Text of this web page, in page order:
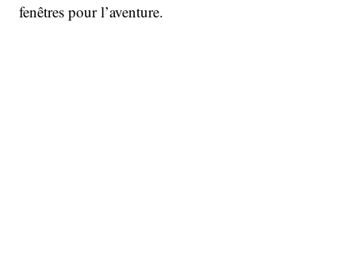
fenêtres pour l’aventure.